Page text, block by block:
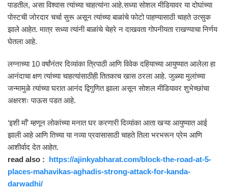
पाडतील, असा विश्वास त्यांच्या चाहत्यांना आहे.सध्या सोशल मीडियावर या दोघांच्या
पोस्टची जोरदार चर्चा सुरू असून त्यांच्या बाळांचे फोटो पाहण्यासाठी चाहते उत्सुक
झाले आहेत. मात्र सध्या त्यांनी बाळांचे चेहरे न दाखवता गोपनीयता राखण्याचा निर्णय
घेतला आहे.
लग्नाच्या 10 वर्षांनंतर दिव्यांका त्रिपाठी आणि विवेक दहियाच्या आयुष्यात आलेला हा
आनंदाचा क्षण त्यांच्या चाहत्यांसाठीही तितकाच खास ठरला आहे. जुळ्या मुलांच्या
जन्मामुळे त्यांच्या घरात आनंद द्विगुणित झाला असून सोशल मीडियावर शुभेच्छांचा
अक्षरशः पाऊस पडत आहे.
‘इशी माँ’ म्हणून लोकांच्या मनात घर करणारी दिव्यांका आता खऱ्या आयुष्यात आई
झाली आहे आणि तिच्या या नव्या प्रवासासाठी चाहते तिला भरभरून प्रेम आणि
आशीर्वाद देत आहेत.
read also : https://ajinkyabharat.com/block-the-road-at-5-
places-mahavikas-aghadis-strong-attack-for-kanda-
darwadhi/